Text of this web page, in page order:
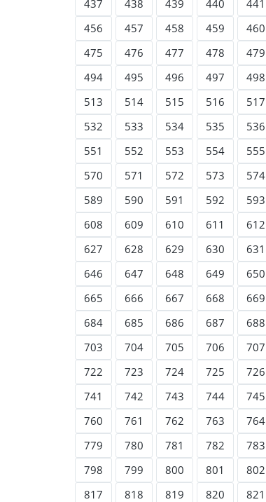
437 438 439 440 441
456
457 458 459 460
475
476 477 478 479
494
495 496 497 498
513
514 515 516 517
532
533 534 535 536
551
552 553 554 555
570
571 572 573 574
589
590 591 592 593
608
609 610 611 612
627
628 629 630 631
646
647 648 649 650
665
666 667 668 669
684
685 686 687 688
703
704 705 706 707
722
723 724 725 726
741
742 743 744 745
760
761 762 763 764
779
780 781 782 783
798
799 800 801 802
817
818 819 820 821